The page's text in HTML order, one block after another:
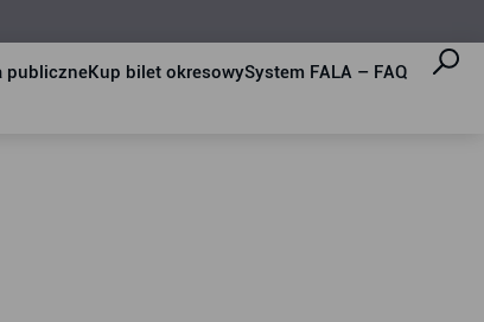
publiczneKup bilet okresowySystem FALA – FAQ